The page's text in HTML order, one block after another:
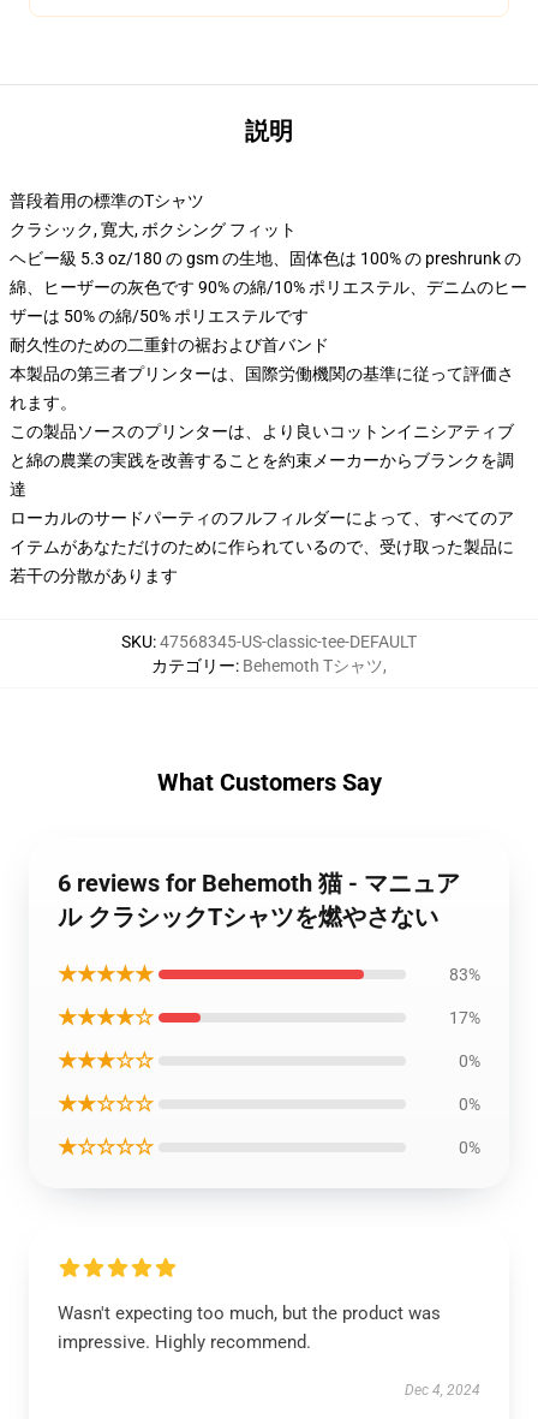
説明
普段着用の標準のTシャツ
クラシック, 寛大, ボクシング フィット
ヘビー級 5.3 oz/180 の gsm の生地、固体色は 100% の preshrunk の
綿、ヒーザーの灰色です 90% の綿/10% ポリエステル、デニムのヒー
ザーは 50% の綿/50% ポリエステルです
耐久性のための二重針の裾および首バンド
本製品の第三者プリンターは、国際労働機関の基準に従って評価さ
れます。
この製品ソースのプリンターは、より良いコットンイニシアティブ
と綿の農業の実践を改善することを約束メーカーからブランクを調
達
ローカルのサードパーティのフルフィルダーによって、すべてのア
イテムがあなただけのために作られているので、受け取った製品に
若干の分散があります
SKU:47568345-US-classic-tee-DEFAULT
カテゴリー: Behemoth Tシャツ,
What Customers Say
6 reviews for Behemoth 猫 - マニュア
ル クラシックTシャツを燃やさない
★★★★★ 83%
★★★★☆ 17%
★★★☆☆ 0%
★★☆☆☆ 0%
★☆☆☆☆ 0%
Wasn't expecting too much, but the product was
impressive. Highly recommend.
Dec 4, 2024